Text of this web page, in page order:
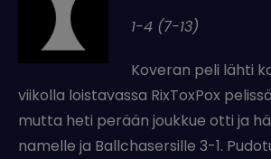
1-4 (7-13)
Koveran peli lähti
viikolla loistavassa RixToxPox
mutta heti perään joukkue otti ja
namelle ja Ballchasersille 3-1.